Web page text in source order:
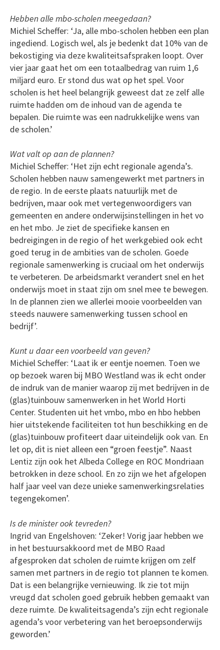
Hebben alle mbo-scholen meegedaan?
Michiel Scheffer: ‘Ja, alle mbo-scholen hebben een plan
ingediend. Logisch wel, als je bedenkt dat 10% van de
bekostiging via deze kwaliteitsafspraken loopt. Over
vier jaar gaat het om een totaalbedrag van ruim 1,6
miljard euro. Er stond dus wat op het spel. Voor
scholen is het heel belangrijk geweest dat ze zelf alle
ruimte hadden om de inhoud van de agenda te
bepalen. Die ruimte was een nadrukkelijke wens van
de scholen.’
Wat valt op aan de plannen?
Michiel Scheffer: ‘Het zijn echt regionale agenda’s.
Scholen hebben nauw samengewerkt met partners in
de regio. In de eerste plaats natuurlijk met de
bedrijven, maar ook met vertegenwoordigers van
gemeenten en andere onderwijsinstellingen in het vo
en het mbo. Je ziet de specifieke kansen en
bedreigingen in de regio of het werkgebied ook echt
goed terug in de ambities van de scholen. Goede
regionale samenwerking is cruciaal om het onderwijs
te verbeteren. De arbeidsmarkt verandert snel en het
onderwijs moet in staat zijn om snel mee te bewegen.
In de plannen zien we allerlei mooie voorbeelden van
steeds nauwere samenwerking tussen school en
bedrijf’.
Kunt u daar een voorbeeld van geven?
Michiel Scheffer: ‘Laat ik er eentje noemen. Toen we
op bezoek waren bij MBO Westland was ik echt onder
de indruk van de manier waarop zij met bedrijven in de
(glas)tuinbouw samenwerken in het World Horti
Center. Studenten uit het vmbo, mbo en hbo hebben
hier uitstekende faciliteiten tot hun beschikking en de
(glas)tuinbouw profiteert daar uiteindelijk ook van. En
let op, dit is niet alleen een “groen feestje”. Naast
Lentiz zijn ook het Albeda College en ROC Mondriaan
betrokken in deze school. En zo zijn we het afgelopen
half jaar veel van deze unieke samenwerkingsrelaties
tegengekomen’.
Is de minister ook tevreden?
Ingrid van Engelshoven: ‘Zeker! Vorig jaar hebben we
in het bestuursakkoord met de MBO Raad
afgesproken dat scholen de ruimte krijgen om zelf
samen met partners in de regio tot plannen te komen.
Dat is een belangrijke vernieuwing. Ik zie tot mijn
vreugd dat scholen goed gebruik hebben gemaakt van
deze ruimte. De kwaliteitsagenda’s zijn echt regionale
agenda’s voor verbetering van het beroepsonderwijs
geworden.’